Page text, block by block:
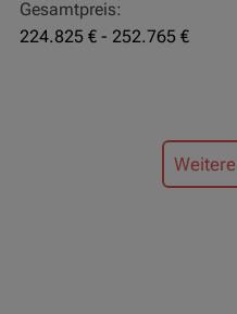
Gesamtpreis:
224.825 € - 252.765 €